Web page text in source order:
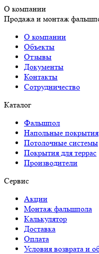
О компании
Продажа и монтаж
О компании
Объекты
Отзывы
Документы
Контакты
Сотрудничество
Каталог
Фальшпол
Напольные покрытия
Потолочные системы
Покрытия для террас
Производители
Сервис
Акции
Монтаж фальшпола
Калькулятор
Доставка
Оплата
Условия возврата и